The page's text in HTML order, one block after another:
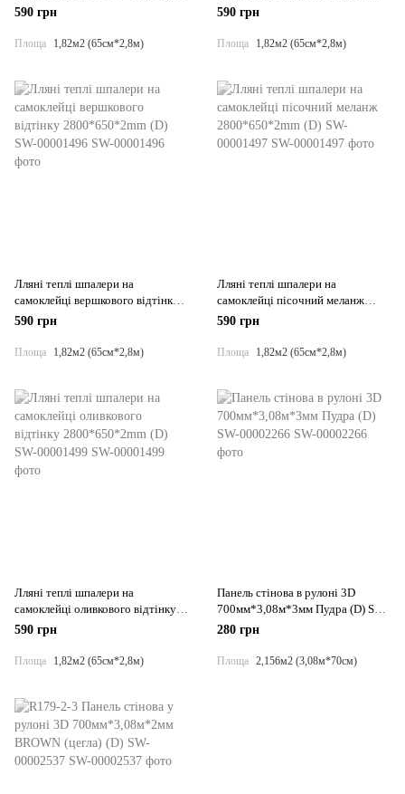
SW-00001494
590 грн
Площа 1,82м2 (65см*2,8м)
2800*650*2mm (D) SW-00001495
590 грн
Площа 1,82м2 (65см*2,8м)
Лляні теплі шпалери на
самоклейці вершкового відтінку
2800*650*2mm (D) SW-00001496
590 грн
Площа 1,82м2 (65см*2,8м)
Лляні теплі шпалери на
самоклейці пісочний меланж
2800*650*2mm (D) SW-00001497
590 грн
Площа 1,82м2 (65см*2,8м)
Лляні теплі шпалери на
самоклейці оливкового відтінку
2800*650*2mm (D) SW-00001499
590 грн
Площа 1,82м2 (65см*2,8м)
Панель стінова в рулоні 3D
700мм*3,08м*3мм Пудра (D) SW-
00002266
280 грн
Площа 2,156м2 (3,08м*70см)